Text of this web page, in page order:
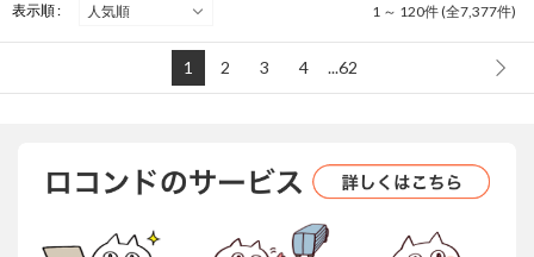
表示順 : 1 ～ 120件 (全7,377件)
1 2 3 4 ...62